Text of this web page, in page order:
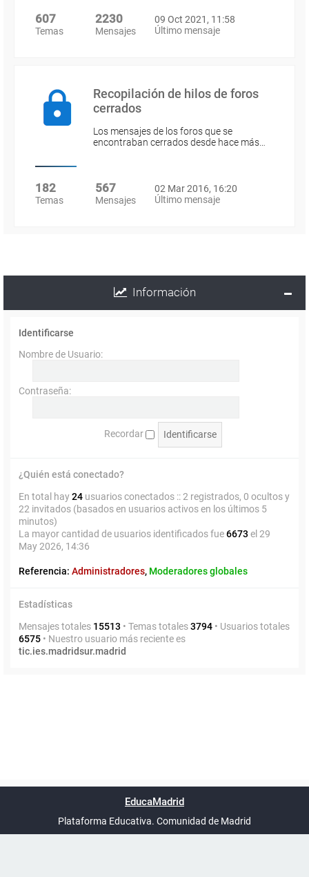
607
Temas
2230
Mensajes
09 Oct 2021, 11:58
Último mensaje
Recopilación de hilos de foros
cerrados
Los mensajes de los foros que se
encontraban cerrados desde hace más…
182
Temas
567
Mensajes
02 Mar 2016, 16:20
Último mensaje
Información
Identificarse
Nombre de Usuario:
Contraseña:
Recordar
¿Quién está conectado?
En total hay24 usuarios conectados :: 2 registrados, 0 ocultos y
22 invitados (basados en usuarios activos en los últimos 5
minutos)
La mayor cantidad de usuarios identificados fue6673 el 29
May 2026, 14:36
Referencia: Administradores, Moderadores globales
Estadísticas
Mensajes totales 15513 • Temas totales3794 • Usuarios totales
6575 • Nuestro usuario más reciente es
tic.ies.madridsur.madrid
UTC+02:00
phpBB España
EducaMadrid
Plataforma Educativa. Comunidad de Madrid